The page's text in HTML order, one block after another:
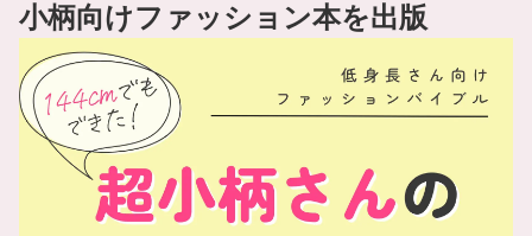
小柄向けファッション本を出版